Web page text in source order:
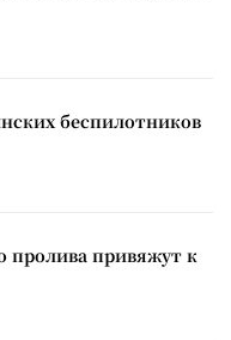
беспилотников
пролива привяжут к